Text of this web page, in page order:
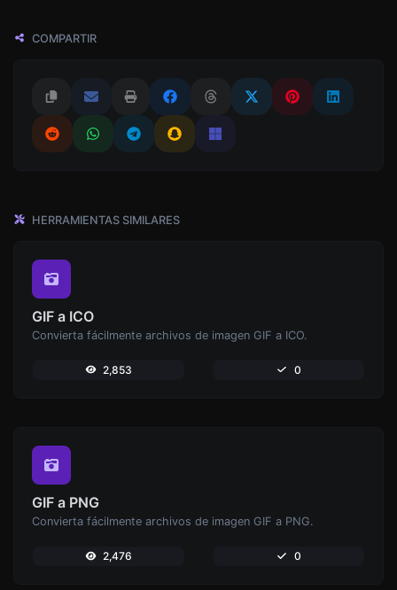
COMPARTIR
HERRAMIENTAS SIMILARES
GIF a ICO
Convierta fácilmente archivos de imagen GIF a ICO.
2,853 0
GIF a PNG
Convierta fácilmente archivos de imagen GIF a PNG.
2,476 0